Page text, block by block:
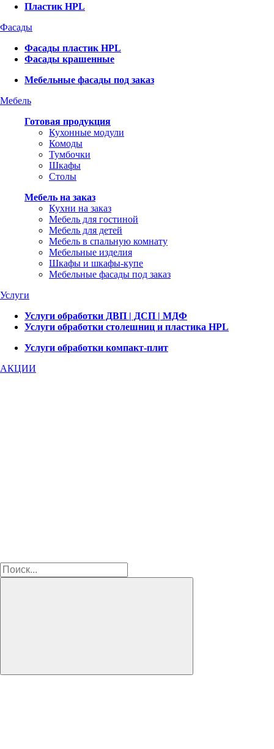
Пластик HPL
Фасады
Фасады пластик HPL
Фасады крашенные
Мебельные фасады под заказ
Мебель
Готовая продукция
Кухонные модули
Комоды
Тумбочки
Шкафы
Столы
Мебель на заказ
Кухни на заказ
Мебель для гостиной
Мебель для детей
Мебель в спальную комнату
Мебельные изделия
Шкафы и шкафы-купе
Мебельные фасады под заказ
Услуги
Услуги обработки ДВП | ДСП | МДФ
Услуги обработки столешниц и пластика HPL
Услуги обработки компакт-плит
АКЦИИ